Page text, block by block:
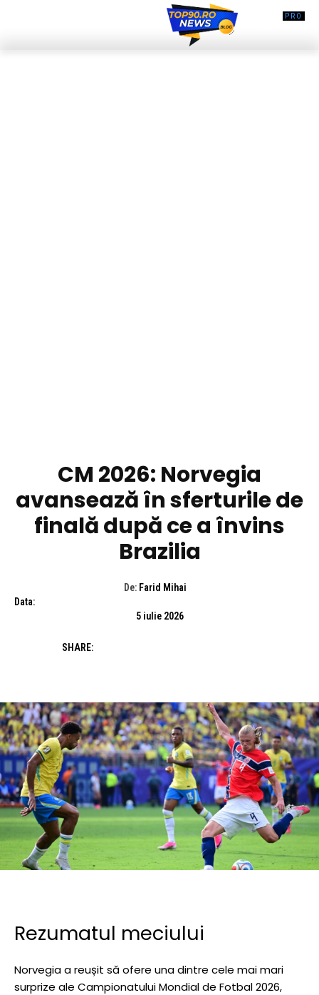
CM 2026: Norvegia
avansează în sferturile de
finală după ce a învins
Brazilia
De: Farid Mihai
Data:
5 iulie 2026
SHARE:
Rezumatul meciului
Norvegia a reușit să ofere una dintre cele mai mari
surprize ale Campionatului Mondial de Fotbal 2026,